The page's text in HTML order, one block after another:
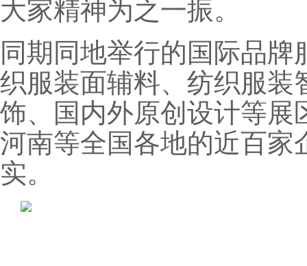
大家精神为之一振。
同期同地举行的国际品
织服装面辅料、纺织服装
饰、国内外原创设计等展
河南等全国各地的近百家
实。